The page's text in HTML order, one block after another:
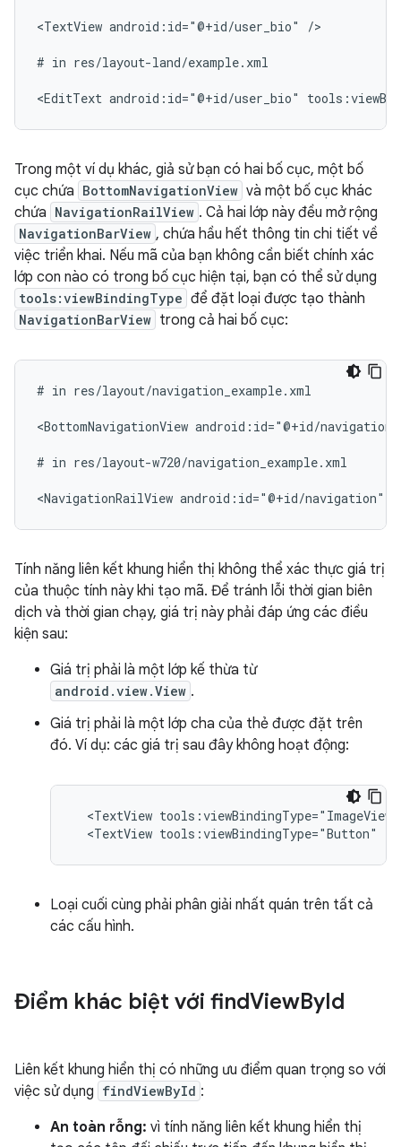
<TextView android:id="@+id/user_bio" />
# in res/layout-land/example.xml
<EditText android:id="@+id/user_bio"
Trong một ví dụ khác, giả sử bạn có hai bố cục, một bố
cục chứa BottomNavigationView và một bố cục khác
chứa NavigationRailView . Cả hai lớp này đều mở rộng
NavigationBarView , chứa hầu hết thông tin chi tiết về
việc triển khai. Nếu mã của bạn không cần biết chính xác
lớp con nào có trong bố cục hiện tại, bạn có thể sử dụng
tools:viewBindingType để đặt loại được tạo thành
NavigationBarView trong cả hai bố cục:
# in res/layout/navigation_example.xml
<BottomNavigationView android:id="@+id/navigation"
# in res/layout-w720/navigation_example.xml
<NavigationRailView android:id="@+id/navigation"
Tính năng liên kết khung hiển thị không thể xác thực giá trị
của thuộc tính này khi tạo mã. Để tránh lỗi thời gian biên
dịch và thời gian chạy, giá trị này phải đáp ứng các điều
kiện sau:
Giá trị phải là một lớp kế thừa từ
android.view.View .
Giá trị phải là một lớp cha của thẻ được đặt trên
đó. Ví dụ: các giá trị sau đây không hoạt động:
<TextView tools:viewBindingType="ImageView"
<TextView tools:viewBindingType="Button"
Loại cuối cùng phải phân giải nhất quán trên tất cả
các cấu hình.
Điểm khác biệt với findViewById
Liên kết khung hiển thị có những ưu điểm quan trọng so với
việc sử dụng findViewById :
An toàn rỗng: vì tính năng liên kết khung hiển thị